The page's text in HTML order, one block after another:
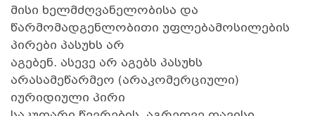
მისი ხელმძღვანელობისა და
წარმომადგენლობითი უფლებამოსილების
პირები პასუხს არ
აგებენ. ასევე არ აგებს პასუხს
არასამეწარმეო (არაკომერციული)
იურიდიული პირი